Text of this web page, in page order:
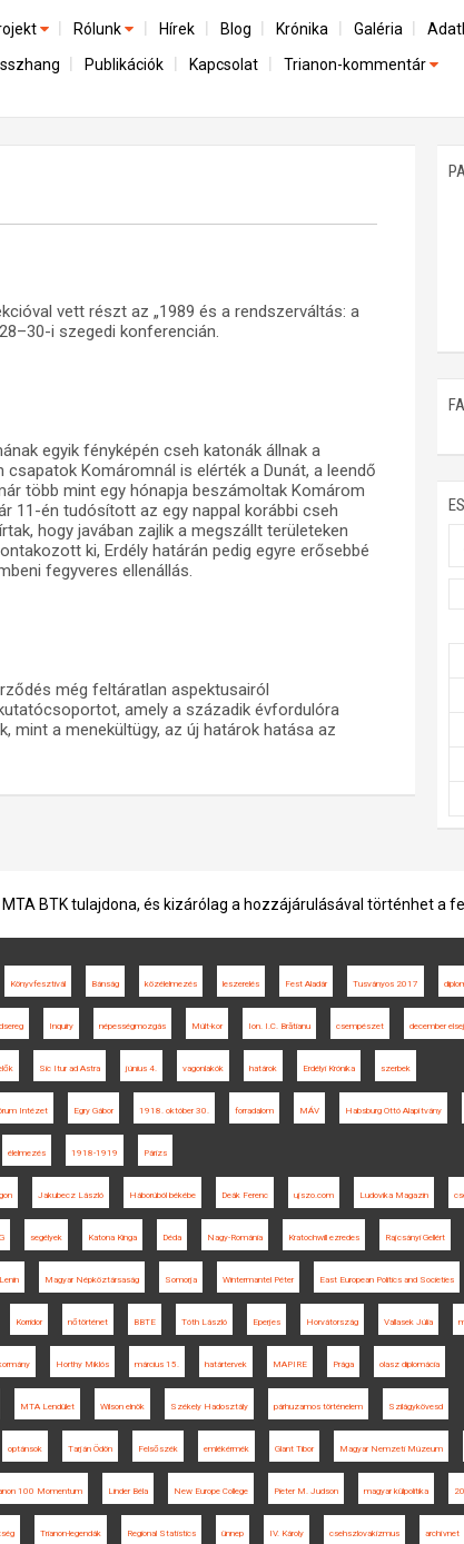
összeomlás és a magyar társadalom
és emlékezet
Rólunk
A kutatócsoport működéséről
Hírek Blog Krónika Galéria
Publikációk Kapcsolat Trianon-kommentár
vett részt az „1989 és a rendszerváltás: a
i szegedi konferencián.
egyik fényképén cseh katonák állnak a
Komáromnál is elérték a Dunát, a leendő
több mint egy hónapja beszámoltak Komárom
11-én tudósított az egy nappal korábbi cseh
hogy javában zajlik a megszállt területeken
ki, Erdély határán pedig egyre erősebbé
fegyveres ellenállás.
még feltáratlan aspektusairól
amely a századik évfordulóra
mint a menekültügy, az új határok hatása az
BTK tulajdona, és kizárólag a hozzájárulásával történhet a
Könyvfesztivál Bánság közélelmezés leszerelés Fest Aladár Tusványos 2017
Inquiry népességmozgás Múlt-kor Ion. I.C. Brătianu csempészet december
Sic Itur ad Astra június 4. vagonlakók határok Erdélyi Krónika szerbek
Intézet Egry Gábor 1918. október 30. forradalom MÁV Habsburg Ottó Alapítvány
élelmezés 1918-1919 Párizs
Jakubecz László Háborúból békébe Deák Ferenc ujszo.com Ludovika Magazin
segélyek Katona Kinga Déda Nagy-Románia Kratochwill ezredes Rajcsányi Gellért
Lenin Magyar Népköztársaság Somorja Wintermantel Péter East European Politics and Societies
Korridor nőtörténet BBTE Tóth László Eperjes Horvátország Vallasek Júlia
Horthy Miklós március 15. határtervek MAPIRE Prága olasz diplomácia
MTA Lendület Wilson elnök Székely Hadosztály párhuzamos történelem Szilágykövesd
optánsok Tarján Ödön Felsőszék emlékérmék Glant Tibor Magyar Nemzeti Múzeum
100 Momentum Linder Béla New Europe College Pieter M. Judson magyar külpolitika
Trianon-legendák Regional Statistics ünnep IV. Károly csehszlovakizmus archívnet